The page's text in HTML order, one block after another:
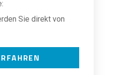
Sie direkt von